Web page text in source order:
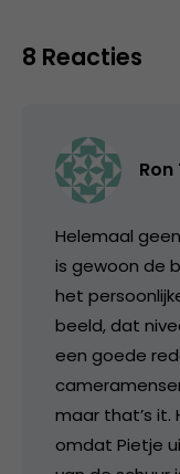
8 Reacties
Helemaal
is gewoon de
het
beeld, dat
een goede
maar that’s it.
omdat Pietje